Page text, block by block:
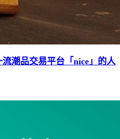
潮品交易平台「nice」的人